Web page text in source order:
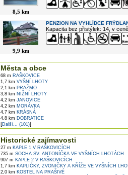
8,5 km
9,9 km
PENZION NA VYHLÍDCE
Kapacita bez přistýlek: 14, v
Města a obce
68 m RAŠKOVICE
1,7 km VYŠNÍ LHOTY
2,1 km PRAŽMO
3,8 km NIŽNÍ LHOTY
4,2 km JANOVICE
4,2 km MORÁVKA
4,7 km KRÁSNÁ
4,8 km DOBRATICE
[Další... (101)]
Historické zajímavosti
27 m KAPLE 1 V RAŠKOVICÍCH
735 m SOCHA SV. ANTONÍČKA VE VYŠNÍCH LHOTÁCH
907 m KAPLE 2 V RAŠKOVICÍCH
1,7 km KAPLIČKY, ZVONIČKY A KŘÍŽE VE VYŠNÍCH
2,0 km KOSTEL NA PRAŠIVÉ